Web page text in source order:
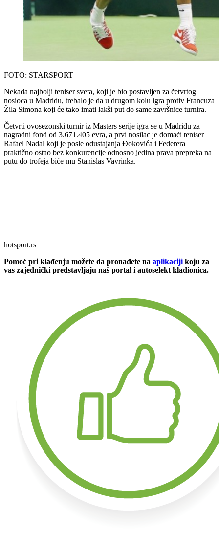
FOTO: STARSPORT
Nekada najbolji teniser sveta, koji je bio postavljen za četvrtog
nosioca u Madridu, trebalo je da u drugom kolu igra protiv Francuza
Žila Simona koji će tako imati lakši put do same završnice turnira.
Četvrti ovosezonski turnir iz Masters serije igra se u Madridu za
nagradni fond od 3.671.405 evra, a prvi nosilac je domaći teniser
Rafael Nadal koji je posle odustajanja Đokovića i Federera
praktično ostao bez konkurencije odnosno jedina prava prepreka na
putu do trofeja biće mu Stanislas Vavrinka.
hotsport.rs
Pomoć pri klađenju možete da pronađete na aplikaciji koju za
vas zajednički predstavljaju naš portal i autoselekt kladionica.